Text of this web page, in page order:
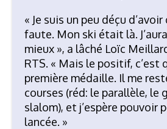
« Je suis un peu déçu
faute. Mon ski était là.
mieux », a lâché Loïc
RTS. « Mais le positif, c’est
première médaille. Il me
courses (réd: le parallèle, le
slalom), et j’espère pouvoir
lancée. »